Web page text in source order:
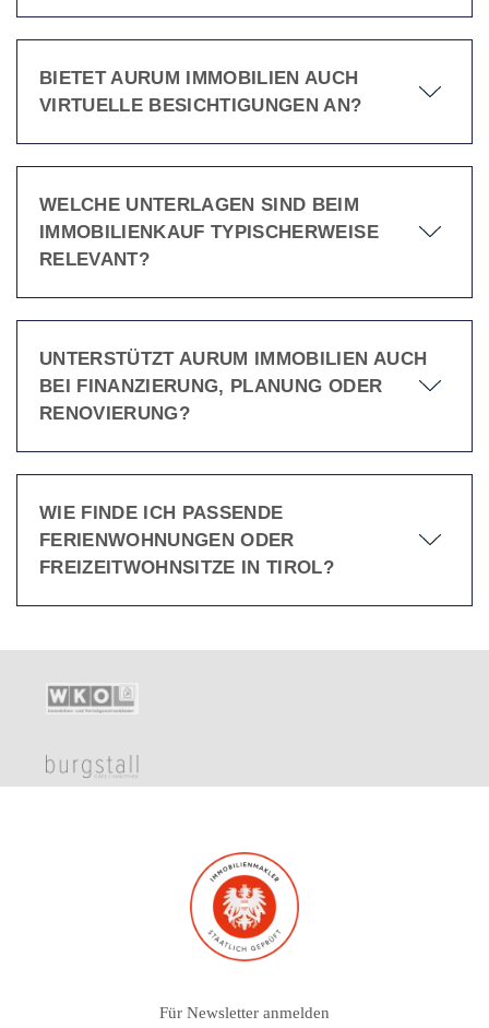
BIETET AURUM IMMOBILIEN AUCH
VIRTUELLE BESICHTIGUNGEN AN?
WELCHE UNTERLAGEN SIND BEIM
IMMOBILIENKAUF TYPISCHERWEISE
RELEVANT?
UNTERSTÜTZT AURUM IMMOBILIEN AUCH
BEI FINANZIERUNG, PLANUNG ODER
RENOVIERUNG?
WIE FINDE ICH PASSENDE
FERIENWOHNUNGEN ODER
FREIZEITWOHNSITZE IN TIROL?
Für Newsletter anmelden